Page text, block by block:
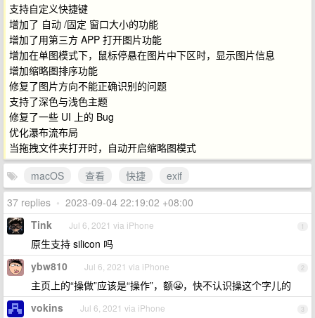
支持自定义快捷键
增加了 自动 /固定 窗口大小的功能
增加了用第三方 APP 打开图片功能
增加在单图模式下，鼠标停悬在图片中下区时，显示图片信息
增加缩略图排序功能
修复了图片方向不能正确识别的问题
支持了深色与浅色主题
修复了一些 UI 上的 Bug
优化瀑布流布局
当拖拽文件夹打开时，自动开启缩略图模式
macOS
查看 快捷
exif
37 replies • 2023-09-04 22:19:02 +08:00
1
Tink Jul 6, 2021 via iPhone
原生支持 silicon 吗
2
ybw810 Jul 6, 2021 via iPhone
主页上的“操做”应该是“操作”，额😬，快不认识操这个字儿的
3
vokins Jul 6, 2021 via iPhone